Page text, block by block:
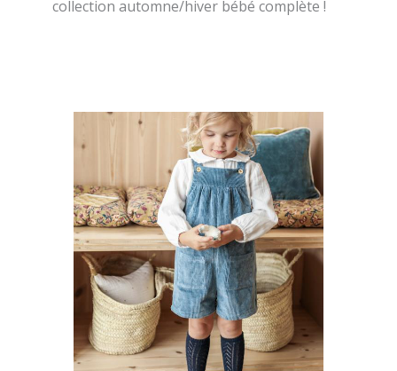
collection automne/hiver bébé complète !